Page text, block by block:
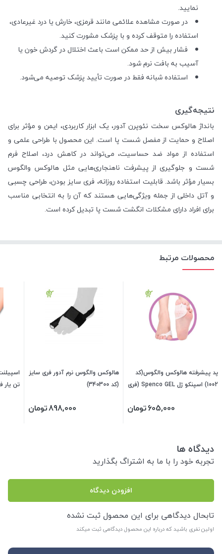
نمایید.
در صورت مشاهده علائمی مانند قرمزی، خارش یا درد غیرعادی،
استفاده را متوقف کرده و با پزشک مشورت کنید.
فشار بیش از حد ممکن است باعث اختلال در گردش خون یا
آسیب به بافت نرم شود.
استفاده شبانه فقط در صورت تأیید پزشک توصیه می‌شود.
نتیجه‌گیری
بانداژ هالوکس سخت نئوپرن آدور، یک ابزار کاربردی، ایمن و مؤثر برای
اصلاح و حمایت از مفصل شست پا است. این محصول با طراحی علمی و
استفاده از مواد ضد حساسیت، می‌تواند در کاهش درد، اصلاح فرم
شست و جلوگیری از پیشرفت ناهنجاری‌هایی مثل هالوکس والگوس
بسیار مؤثر باشد. قابلیت استفاده روزانه، فری سایز بودن، طراحی چسبی
و آتل داخلی از جمله ویژگی‌هایی هستند که آن را به انتخابی مناسب
برای افراد دارای مشکلات انگشت شست پا تبدیل کرده است.
محصولات مرتبط
پد پیشرفته هالوکس والگوس(کد
1002) اسپنکو ژل Spenco GEL (فری
605,000تومان
هالوکس والگوس نرم آدور فری سایز
(کد 340300)
898,000تومان
تن یار
دیدگاه ها
تجربه خود را با ما به اشتراگ بگذارید
افزودن دیدگاه
تابحال دیدگاهی برای این محصول ثبت نشده
اولین نفری باشید که درباره این محصول دیدگاهی ثبت میکند